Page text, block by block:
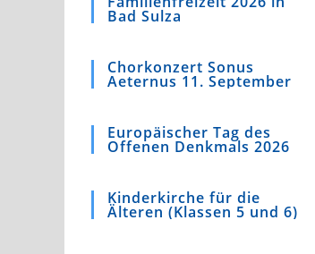
Bad Sulza
Chorkonzert Sonus
Aeternus 11. September
Europäischer Tag des
Offenen Denkmals 2026
Kinderkirche für die
Älteren (Klassen 5 und 6)